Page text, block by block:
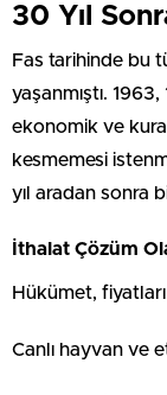
30 Yıl
Fas tarihinde bu
yaşanmıştı.
ekonomik ve
kesmemesi
yıl aradan sonra
İthalat Çözüm
Hükümet,
Canlı hayvan ve